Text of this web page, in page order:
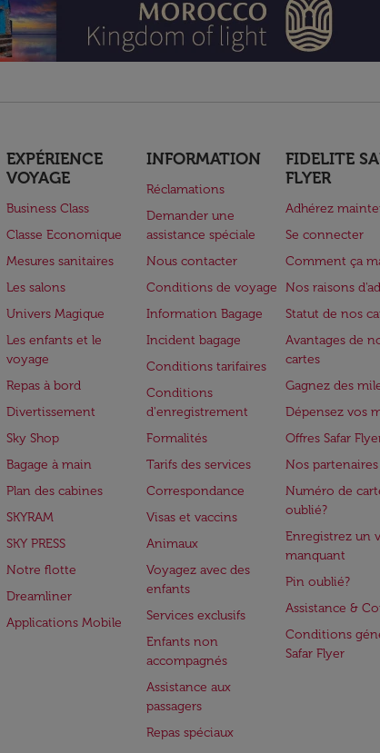
EXPÉRIENCE
VOYAGE
Business Class
Classe Economique
Mesures sanitaires
Les salons
Univers Magique
Les enfants et le
voyage
Repas à bord
Divertissement
Sky Shop
Bagage à main
Plan des cabines
SKYRAM
SKY PRESS
Notre flotte
Dreamliner
Applications Mobile
INFORMATION
Réclamations
Demander une
assistance spéciale
Nous contacter
Conditions de voyage
Information Bagage
Incident bagage
Conditions tarifaires
Conditions
d'enregistrement
Formalités
Tarifs des services
Correspondance
Visas et vaccins
Animaux
Voyagez avec des
enfants
Services exclusifs
Enfants non
accompagnés
Assistance aux
passagers
Repas spéciaux
FIDELITE
FLYER
Adhérez
Se connecter
Comment ça
Nos raisons
Statut de nos
Avantages de
cartes
Gagnez des
Dépensez vos
Offres Safar
Nos partenaires
Numéro de
oublié?
Enregistrez un
manquant
Pin oublié?
Assistance &
Conditions
Safar Flyer